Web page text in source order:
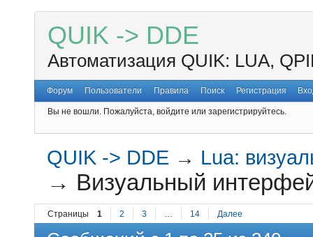
QUIK -> DDE
Автоматизация QUIK: LUA,
Форум Пользователи Правила Поиск Регистрация
Вы не вошли. Пожалуйста, войдите или зарегистрируйтесь.
QUIK -> DDE → Lua:
→ Визуальный
Страницы 1 2 3 14 Далее